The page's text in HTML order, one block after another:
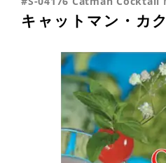
キャットマン・カ